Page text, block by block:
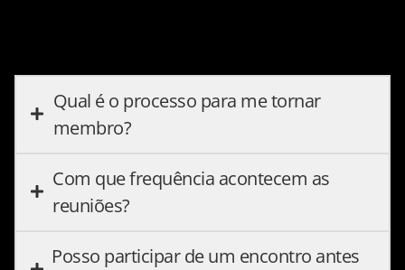
Qual é o processo para me tornar
membro?
Com que frequência acontecem as
reuniões?
Posso participar de um encontro antes